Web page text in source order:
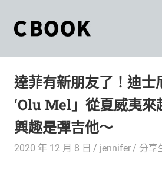
content
和
你
一
起
World.」
是
一
本
最
達菲有新朋友了！迪士
‘Olu Mel」從夏威夷來
興趣是彈吉他～
2020 年 12 月 8 日 jennifer 分享